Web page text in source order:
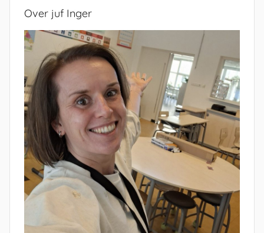
Over juf Inger